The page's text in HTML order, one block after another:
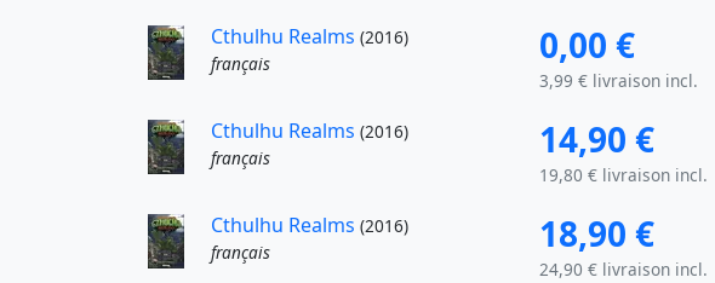
Cthulhu Realms (2016)
français
0,00 €
3,99 € livraison incl.
Cthulhu Realms (2016)
français
14,90 €
19,80 € livraison incl.
Cthulhu Realms (2016)
français
18,90 €
24,90 € livraison incl.